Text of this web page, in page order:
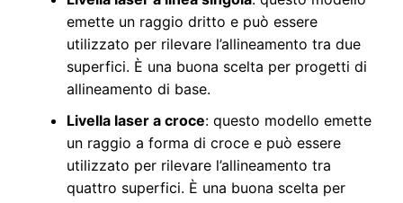
emette un raggio dritto e può essere
utilizzato per rilevare l’allineamento tra due
superfici. È una buona scelta per progetti di
allineamento di base.
Livella laser a croce: questo modello emette
un raggio a forma di croce e può essere
utilizzato per rilevare l’allineamento tra
quattro superfici. È una buona scelta per